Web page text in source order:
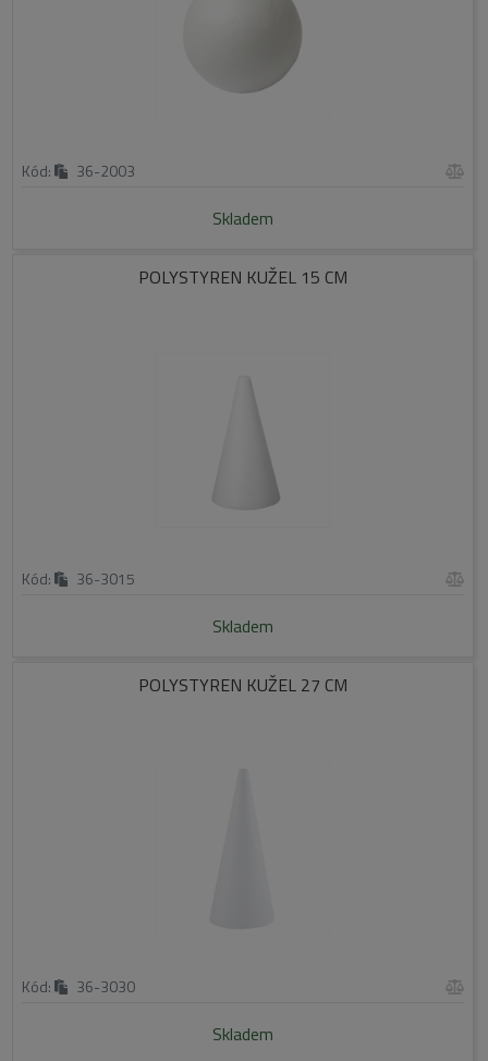
Kód: 36-2003
Skladem
POLYSTYREN KUŽEL 15 CM
Kód: 36-3015
Skladem
POLYSTYREN KUŽEL 27 CM
Kód: 36-3030
Skladem